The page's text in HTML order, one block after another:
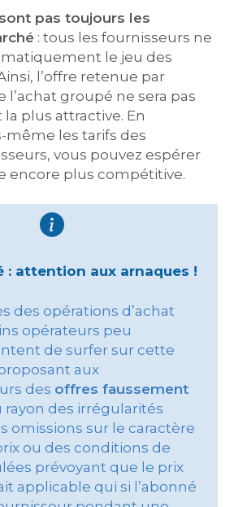
pas toujours les
: tous les fournisseurs ne
le jeu des
l’offre retenue par
l’achat groupé ne sera pas
plus attractive. En
même les tarifs des
vous pouvez espérer
encore plus compétitive.
: attention aux arnaques !
des opérations d’achat
opérateurs peu
de surfer sur cette
aux
des offres faussement
rayon des irrégularités
omissions sur le caractère
ou des conditions de
prévoyant que le prix
applicable qui si l’abonné